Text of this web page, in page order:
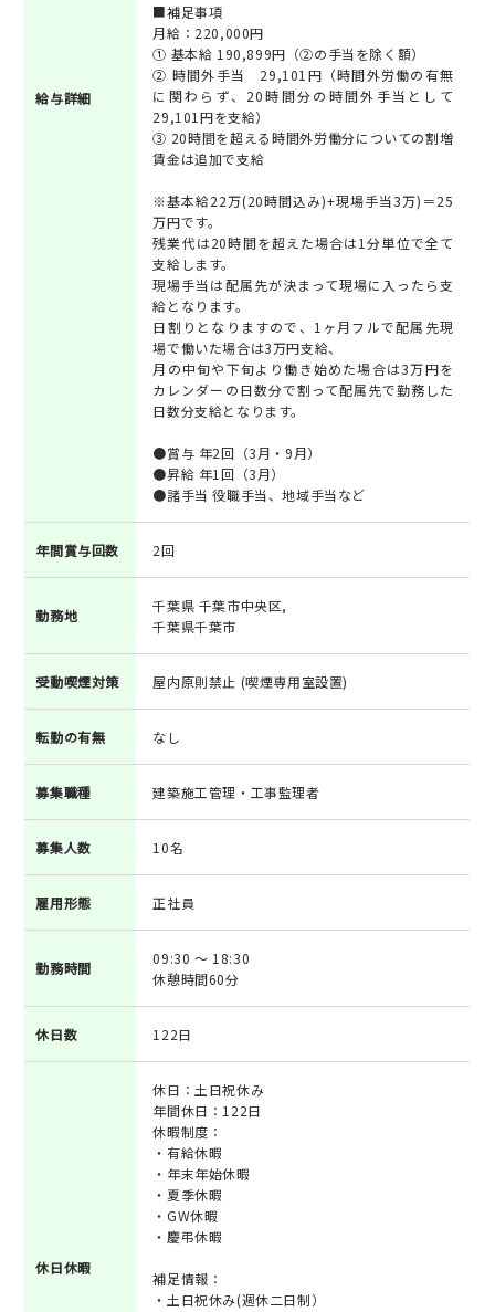
給与詳細
■補足事項
月給：220,000円
① 基本給 190,899円（②の手当を除く額）
② 時間外手当 29,101円（時間外労働の有無
に関わらず、20時間分の時間外手当として
29,101円を支給）
③ 20時間を超える時間外労働分についての割増
賃金は追加で支給
※基本給22万(20時間込み)+現場手当3万)＝25
万円です。
残業代は20時間を超えた場合は1分単位で全て
支給します。
現場手当は配属先が決まって現場に入ったら支
給となります。
日割りとなりますので、1ヶ月フルで配属先現
場で働いた場合は3万円支給、
月の中旬や下旬より働き始めた場合は3万円を
カレンダーの日数分で割って配属先で勤務した
日数分支給となります。
●賞与 年2回（3月・9月）
●昇給 年1回（3月）
●諸手当 役職手当、地域手当など
年間賞与回数 2回
勤務地
千葉県 千葉市中央区,
千葉県千葉市
受動喫煙対策 屋内原則禁止 (喫煙専用室設置)
転勤の有無 なし
募集職種 建築施工管理・工事監理者
募集人数 10名
雇用形態 正社員
勤務時間
09:30 ～ 18:30
休憩時間60分
休日数 122日
休日休暇
休日：土日祝休み
年間休日：122日
休暇制度：
・有給休暇
・年末年始休暇
・夏季休暇
・GW休暇
・慶弔休暇
補足情報：
・土日祝休み(週休二日制）